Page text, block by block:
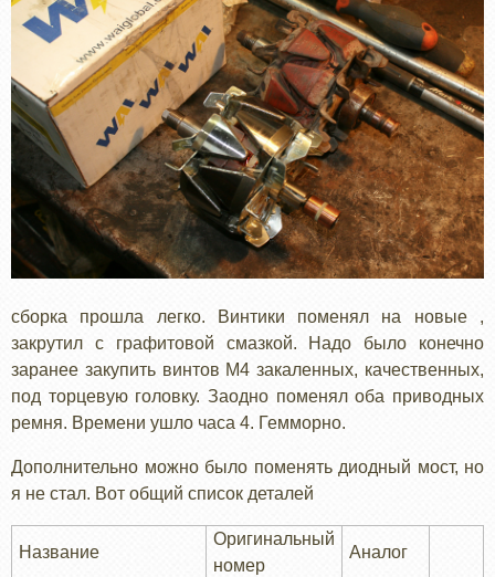
сборка прошла легко. Винтики поменял на новые ,
закрутил с графитовой смазкой. Надо было конечно
заранее закупить винтов М4 закаленных, качественных,
под торцевую головку. Заодно поменял оба приводных
ремня. Времени ушло часа 4. Гемморно.
Дополнительно можно было поменять диодный мост, но
я не стал. Вот общий список деталей
Название
Оригинальный
номер
Аналог